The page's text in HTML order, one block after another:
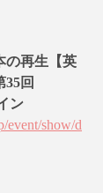
の再生【英
回
ン
event/show/d